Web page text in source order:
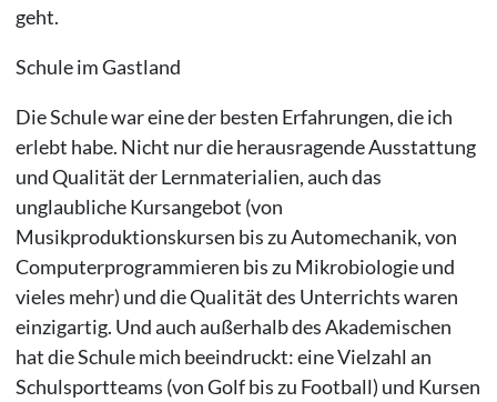
geht.
Schule im Gastland
Die Schule war eine der besten Erfahrungen, die ich
erlebt habe. Nicht nur die herausragende Ausstattung
und Qualität der Lernmaterialien, auch das
unglaubliche Kursangebot (von
Musikproduktionskursen bis zu Automechanik, von
Computerprogrammieren bis zu Mikrobiologie und
vieles mehr) und die Qualität des Unterrichts waren
einzigartig. Und auch außerhalb des Akademischen
hat die Schule mich beeindruckt: eine Vielzahl an
Schulsportteams (von Golf bis zu Football) und Kursen